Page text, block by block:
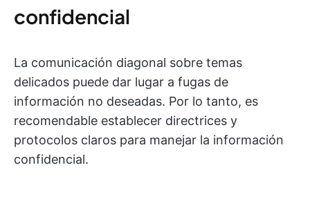
confidencial
La comunicación diagonal sobre temas
delicados puede dar lugar a fugas de
información no deseadas. Por lo tanto, es
recomendable establecer directrices y
protocolos claros para manejar la información
confidencial.